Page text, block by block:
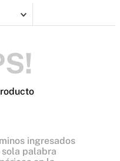
ingresados
palabra